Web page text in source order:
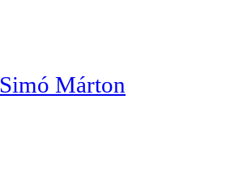
Simó Márton